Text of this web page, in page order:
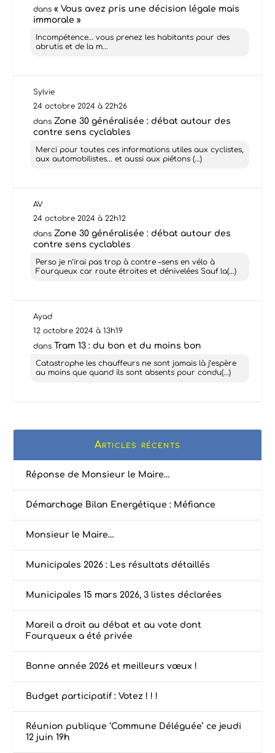
dans« Vous avez pris une décision légale mais
immorale »
Incompétence… vous prenez les habitants pour des
abrutis et de la m...
Sylvie
24 octobre 2024 à 22h26
dansZone 30 généralisée : débat autour des
contre sens cyclables
Merci pour toutes ces informations utiles aux cyclistes,
aux automobilistes... et aussi aux piétons (...)
AV
24 octobre 2024 à 22h12
dansZone 30 généralisée : débat autour des
contre sens cyclables
Perso je n’irai pas trop à contre –sens en vélo à
Fourqueux car route étroites et dénivelées Sauf la(...)
Ayad
12 octobre 2024 à 13h19
dans Tram 13 : du bon et du moins bon
Catastrophe les chauffeurs ne sont jamais là j’espère
au moins que quand ils sont absents pour condu(...)
Articles récents
Réponse de Monsieur le Maire…
Démarchage Bilan Energétique : Méfiance
Monsieur le Maire…
Municipales 2026 : Les résultats détaillés
Municipales 15 mars 2026, 3 listes déclarées
Mareil a droit au débat et au vote dont
Fourqueux a été privée
Bonne année 2026 et meilleurs vœux !
Budget participatif : Votez ! ! !
Réunion publique ‘Commune Déléguée’ ce jeudi
12 juin 19h